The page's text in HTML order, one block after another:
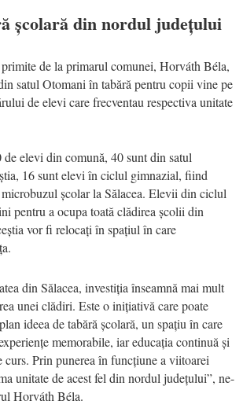
școlară din nordul județului
de la primarul comunei, Horváth Béla,
satul Otomani în tabără pentru copii vine pe
de elevi care frecventau respectiva unitate
elevi din comună, 40 sunt din satul
16 sunt elevi în ciclul gimnazial, fiind
școlar la Sălacea. Elevii din ciclul
pentru a ocupa toată clădirea școlii din
vor fi relocați în spațiul în care
din Sălacea, investiția înseamnă mai mult
unei clădiri. Este o inițiativă care poate
ideea de tabără școlară, un spațiu în care
memorabile, iar educația continuă și
curs. Prin punerea în funcțiune a viitoarei
unitate de acest fel din nordul județului”, ne-
Horváth Béla.